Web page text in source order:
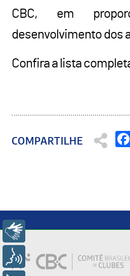
CBC, em
desenvolvimento dos
Confira a lista
Libras
Voz